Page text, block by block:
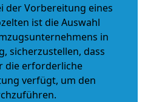
der Vorbereitung eines
ist die Auswahl
in
sicherzustellen, dass
die erforderliche
verfügt, um den